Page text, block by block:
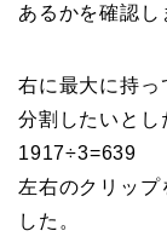
あるかを確認し
右に最大に持
分割したいとし
1917÷3=639
左右のクリップ
した。